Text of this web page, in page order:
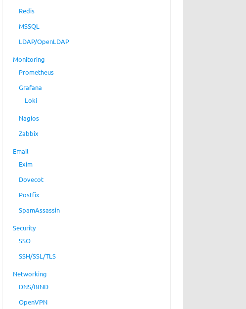
Redis
MSSQL
LDAP/OpenLDAP
Monitoring
Prometheus
Grafana
Loki
Nagios
Zabbix
Email
Exim
Dovecot
Postfix
SpamAssassin
Security
SSO
SSH/SSL/TLS
Networking
DNS/BIND
OpenVPN